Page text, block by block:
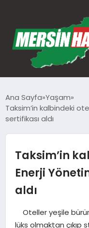
GÜNDEM
TEKNOLOJI
SPOR
Ana Sayfa Yaşam
Taksim’in kalbindeki
sertifikası aldı
Taksim’in
Enerji
aldı
Oteller yeşile
lüks olmaktan çıkıp